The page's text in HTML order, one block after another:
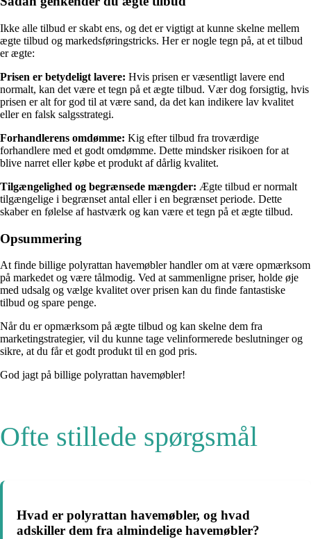
Ikke alle tilbud er skabt ens, og det er vigtigt at kunne skelne mellem
ægte tilbud og markedsføringstricks. Her er nogle tegn på, at et tilbud
er ægte:
Prisen er betydeligt lavere: Hvis prisen er væsentligt lavere end
normalt, kan det være et tegn på et ægte tilbud. Vær dog forsigtig, hvis
prisen er alt for god til at være sand, da det kan indikere lav kvalitet
eller en falsk salgsstrategi.
Forhandlerens omdømme: Kig efter tilbud fra troværdige
forhandlere med et godt omdømme. Dette mindsker risikoen for at
blive narret eller købe et produkt af dårlig kvalitet.
Tilgængelighed og begrænsede mængder: Ægte tilbud er normalt
tilgængelige i begrænset antal eller i en begrænset periode. Dette
skaber en følelse af hastværk og kan være et tegn på et ægte tilbud.
Opsummering
At finde billige polyrattan havemøbler handler om at være opmærksom
på markedet og være tålmodig. Ved at sammenligne priser, holde øje
med udsalg og vælge kvalitet over prisen kan du finde fantastiske
tilbud og spare penge.
Når du er opmærksom på ægte tilbud og kan skelne dem fra
marketingstrategier, vil du kunne tage velinformerede beslutninger og
sikre, at du får et godt produkt til en god pris.
God jagt på billige polyrattan havemøbler!
Ofte stillede spørgsmål
Hvad er polyrattan havemøbler, og hvad
adskiller dem fra almindelige havemøbler?